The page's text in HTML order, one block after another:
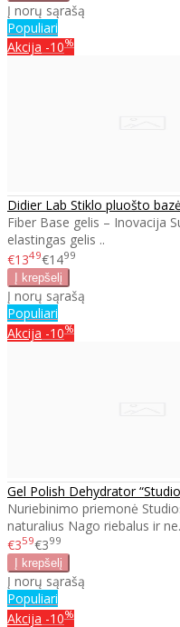
Į norų sąrašą
Populiari
Akcija -10%
Didier Lab Stiklo pluošto
Fiber Base gelis – Inovacija
elastingas gelis ..
€1349€1499
Į norų sąrašą
Populiari
Akcija -10%
Gel Polish Dehydrator
Nuriebinimo priemonė
naturalius Nago riebalus ir
€359€399
Į norų sąrašą
Populiari
Akcija -10%